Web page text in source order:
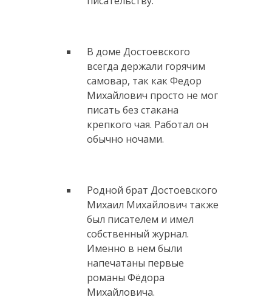
В доме Достоевского
всегда держали горячим
самовар, так как Федор
Михайлович просто не мог
писать без стакана
крепкого чая. Работал он
обычно ночами.
Родной брат Достоевского
Михаил Михайлович также
был писателем и имел
собственный журнал.
Именно в нем были
напечатаны первые
романы Фёдора
Михайловича.